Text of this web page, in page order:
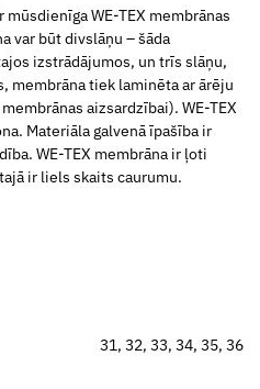
WE-TEX membrānas
var būt divslāņu – šāda
izstrādājumos, un trīs slāņu,
membrāna tiek laminēta ar ārēju
aizsardzībai). WE-TEX
Materiāla galvenā īpašība ir
WE-TEX membrāna ir ļoti
ir liels skaits caurumu.
31, 32, 33, 34, 35, 36